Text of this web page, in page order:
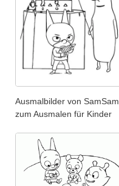
Ausmalbilder von SamSam
zum Ausmalen für Kinder